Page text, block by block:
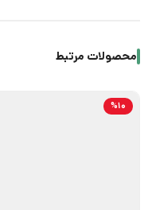
محصولات مرتبط
%10